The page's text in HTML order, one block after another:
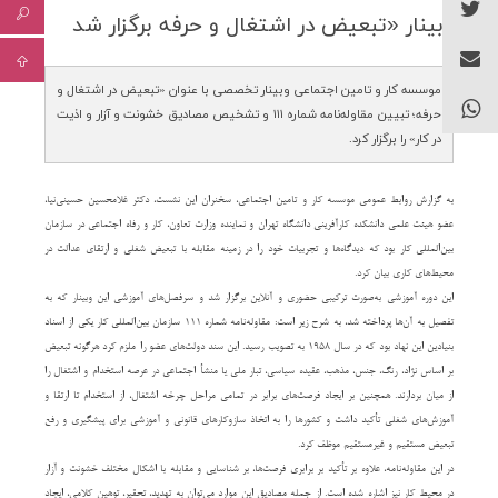
وبینار «تبعیض در اشتغال و حرفه برگزار شد
موسسه کار و تامین اجتماعی وبینار تخصصی با عنوان «تبعیض در اشتغال و
حرفه؛ تبیین مقاوله‌نامه شماره ۱۱۱ و تشخیص مصادیق خشونت و آزار و اذیت
در کار» را برگزار کرد.
به گزارش روابط عمومی موسسه کار و تامین اجتماعی، سخنران این نشست، دکتر غلامحسین حسینی‌نیا،
عضو هیئت علمی دانشکده کارآفرینی دانشگاه تهران و نماینده وزارت تعاون، کار و رفاه اجتماعی در سازمان
بین‌المللی کار بود که دیدگاه‌ها و تجربیات خود را در زمینه مقابله با تبعیض شغلی و ارتقای عدالت در
محیط‌های کاری بیان کرد.
این دوره آموزشی به‌صورت ترکیبی حضوری و آنلاین برگزار شد و سرفصل‌های آموزشی این وبینار که به
تفصیل به آن‌ها پرداخته شد، به شرح زیر است: مقاوله‌نامه شماره ۱۱۱ سازمان بین‌المللی کار یکی از اسناد
بنیادین این نهاد بود که در سال ۱۹۵۸ به تصویب رسید. این سند دولت‌های عضو را ملزم کرد هرگونه تبعیض
بر اساس نژاد، رنگ، جنس، مذهب، عقیده سیاسی، تبار ملی یا منشأ اجتماعی در عرصه استخدام و اشتغال را
از میان بردارند. همچنین بر ایجاد فرصت‌های برابر در تمامی مراحل چرخه اشتغال، از استخدام تا ارتقا و
آموزش‌های شغلی تأکید داشت و کشورها را به اتخاذ سازوکارهای قانونی و آموزشی برای پیشگیری و رفع
تبعیض مستقیم و غیرمستقیم موظف کرد.
در این مقاوله‌نامه، علاوه بر تأکید بر برابری فرصت‌ها، بر شناسایی و مقابله با اشکال مختلف خشونت و آزار
در محیط کار نیز اشاره شده است. از جمله مصادیق این موارد می‌توان به تهدید، تحقیر، توهین کلامی، ایجاد